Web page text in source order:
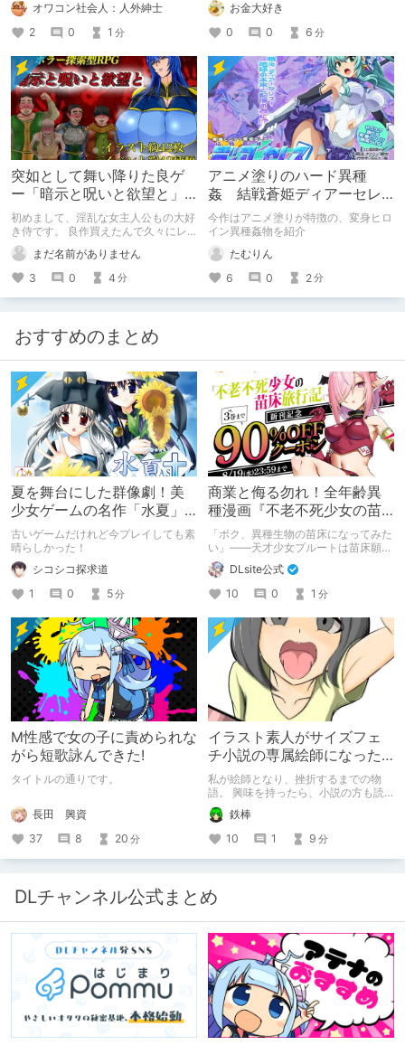
オワコン社会人：人外紳士
2
0 1 分
お金大好き
0
0 6 分
突如として舞い降りた良ゲ
ー「暗示と呪いと欲望と」
を製品版レビュー！
初めまして、淫乱な女主人公もの大好
き侍です。 良作買えたんで久々にレ
ビュー書きます、対戦よろしくお願い
しますまだ名前がありません
3
0 4 分
アニメ塗りのハード異種
姦 結戦蒼姫ディアーセレ
ス
今作はアニメ塗りが特徴の、変身ヒロ
イン異種姦物を紹介
たむりん
6
0 2分
おすすめのまとめ
夏を舞台にした群像劇！美
少女ゲームの名作「水夏」
を今こそ！
古いゲームだけれど今プレイしても素
晴らしかった！
シコシコ探求道
1
0 5分
商業と侮る勿れ！全年齢異
種漫画『不老不死少女の苗
床旅行記』新刊記念1～3巻
90%オフクーポン配布中✨
「ボク、異種生物の苗床になってみた
い」――天才少女プルートは苗床願望
を叶えるため、不老不死の体を手に入
れた！ 話題沸騰の全年齢苗床コミッ
クスの新刊が発売開始！ それを記念
して1～3巻まで90%OFFクーポン配
布いたします！ まだ本作品未体験の
皆さん、多分お好きです。ぜひお試し
ください。
DLsite公式
10
0 1 分
M性感で女の子に責められな
がら短歌詠んできた!
タイトルの通りです。
長田 興資
37
8 20 分
イラスト素人がサイズフェ
チ小説の専属絵師になった
お話
私が絵師となり、挫折するまでの物
語。 興味を持ったら、小説の方も読
んで欲しいなって感じ 私の絵を使っ
てくれてる小説書きさんのページＵＲ
Ｌ
https://www.pixiv.net/users/341489
73/novels?p=1
鉄棒
10
1 9 分
DLチャンネル公式まとめ